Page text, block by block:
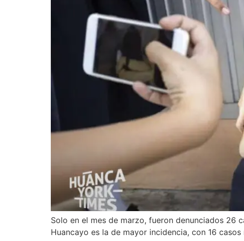
Solo en el mes de marzo, fueron denunciados 26
Huancayo es la de mayor incidencia, con 16